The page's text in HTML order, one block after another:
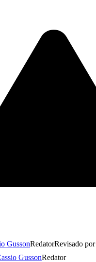
GussonRedatorRevisado por
GussonRedator